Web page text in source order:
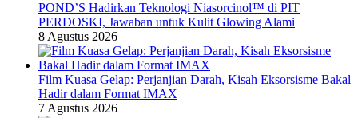
POND’S Hadirkan Teknologi Niasorcinol™ di PIT
PERDOSKI, Jawaban untuk Kulit Glowing Alami
8 Agustus 2026
Film Kuasa Gelap: Perjanjian Darah, Kisah Eksorsisme Bakal
Hadir dalam Format IMAX
7 Agustus 2026